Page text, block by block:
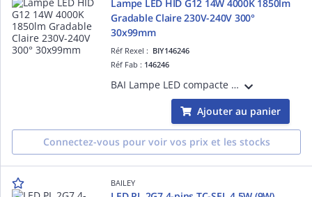
Lampe LED HID G12 14W 4000K 1850lm
Gradable Claire 230V-240V 300°
30x99mm
Réf Rexel : BIY146246
Réf Fab : 146246
BAI Lampe LED compacte HID culot G12 14W 4000K 1850lm Gradable Claire 230V-240V 300° 30x99mm - Equivalente / Remplacement 35W CMH-T CDM-T - Eclairage magasin / mobilier / vitrine - Retirer le diffuseur et réflecteur du luminaire existant.
Ajouter au panier
Connectez-vous pour voir vos prix et les stocks
BAILEY